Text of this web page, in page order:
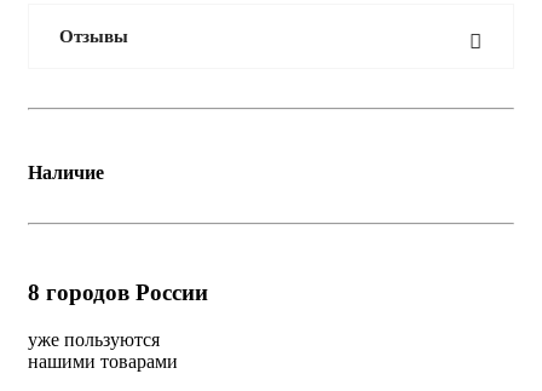
Отзывы
Наличие
8 городов России
уже пользуются
нашими товарами